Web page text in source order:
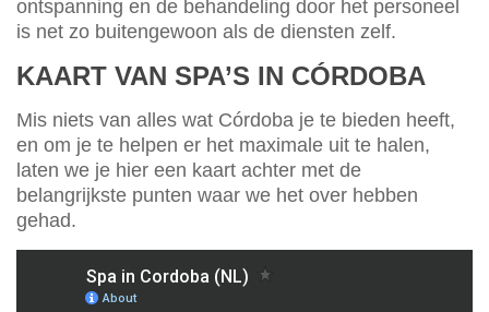
ontspanning en de behandeling door het personeel
is net zo buitengewoon als de diensten zelf.
KAART VAN SPA’S IN CÓRDOBA
Mis niets van alles wat Córdoba je te bieden heeft,
en om je te helpen er het maximale uit te halen,
laten we je hier een kaart achter met de
belangrijkste punten waar we het over hebben
gehad.